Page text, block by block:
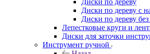
Диски по дереву
Диски по дереву с
Диски по дереву
Лепестковые круги и
Диски для заточки
Инструмент ручной